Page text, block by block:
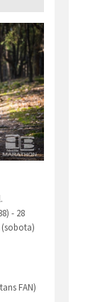
- 28
(sobota)
FAN)